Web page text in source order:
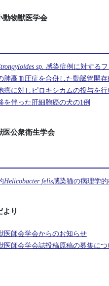
動物獣医学会
sp. 感染症例に対する
肺高血圧症を合併した動脈管開
癌に対しピロキシカムの投与を
を伴った肝細胞癌の犬の1例
医公衆衛生学会
Helicobacter felis感染猫の病理学
より
医師会学会からのお知らせ
医師会学会誌投稿原稿の募集につ